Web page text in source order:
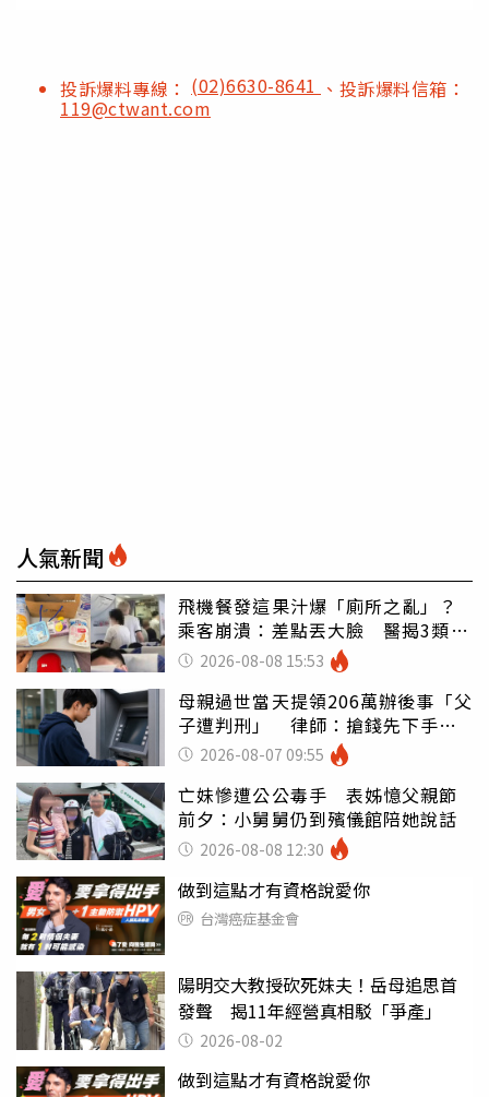
投訴爆料專線： (02)6630-8641 、投訴爆料信箱：
119@ctwant.com
人氣新聞
飛機餐發這果汁爆「廁所之亂」？
乘客崩潰：差點丟大臉 醫揭3類人
別亂喝
2026-08-08 15:53
母親過世當天提領206萬辦後事「父
子遭判刑」 律師：搶錢先下手是
罪 2026-08-07 09:55
亡妹慘遭公公毒手 表姊憶父親節
前夕：小舅舅仍到殯儀館陪她說話
2026-08-08 12:30
做到這點才有資格說愛你
台灣癌症基金會
陽明交大教授砍死妹夫！岳母追思首
發聲 揭11年經營真相駁「爭產」
2026-08-02
做到這點才有資格說愛你